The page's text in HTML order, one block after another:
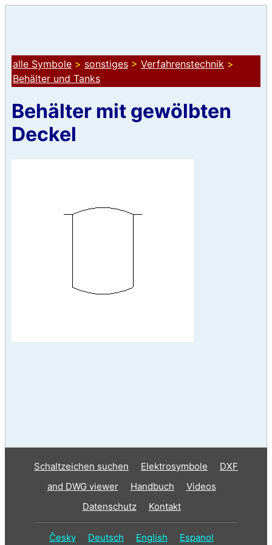
alle Symbole > sonstiges > Verfahrenstechnik >
Behälter und Tanks
Behälter mit gewölbten
Deckel
Schaltzeichen suchen Elektrosymbole
DXF
and DWG viewer
Handbuch
Videos
Datenschutz
Kontakt
Česky Deutsch English Espanol